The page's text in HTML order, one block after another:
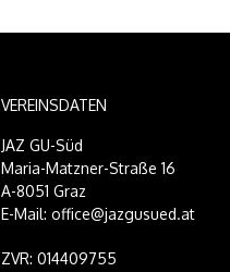
VEREINSDATEN
JAZ GU-Süd
Maria-Matzner-Straße 16
A-8051 Graz
E-Mail: office@jazgusued.at
ZVR: 014409755